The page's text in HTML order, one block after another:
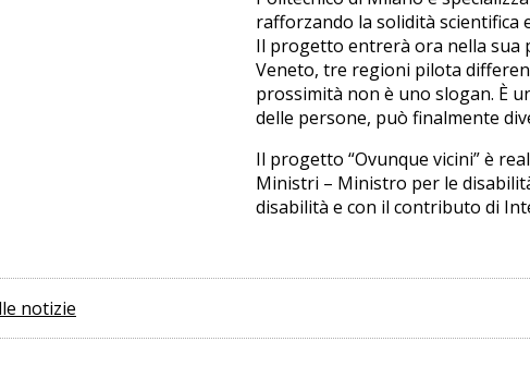
rafforzando la solidità scientifica
Il progetto entrerà ora nella sua
Veneto, tre regioni pilota
prossimità non è uno slogan. È
delle persone, può finalmente
Il progetto “Ovunque vicini” è
Ministri – Ministro per le
disabilità e con il contributo di
notizie